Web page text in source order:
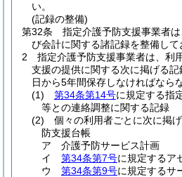
い。
(記録の整備)
第32条
指定介護予防支援事業者
び会計に関する諸記録を整備して
2
指定介護予防支援事業者は、利
支援の提供に関する次に掲げる
日から5年間保存しなければならな
(1)
第34条第14号に規定する指
等との連絡調整に関する記録
(2)
個々の利用者ごとに次に掲
防支援台帳
ア
介護予防サービス計画
イ
第34条第7号に規定するア
ウ
第34条第9号に規定するサ